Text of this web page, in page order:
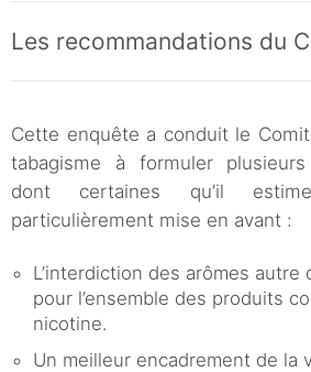
Les recommandations du
Cette enquête a conduit le
tabagisme à formuler plusieurs
dont certaines qu’il
particulièrement mise en avant :
L’interdiction des arômes autre
pour l’ensemble des produits
nicotine.
Un meilleur encadrement de la